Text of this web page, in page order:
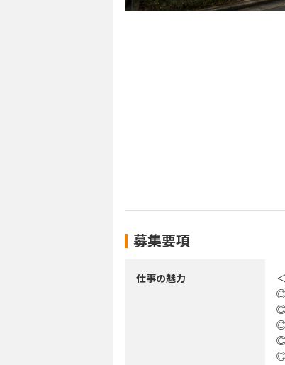
募集要項
仕事の魅力
◎
◎
◎
◎
◎